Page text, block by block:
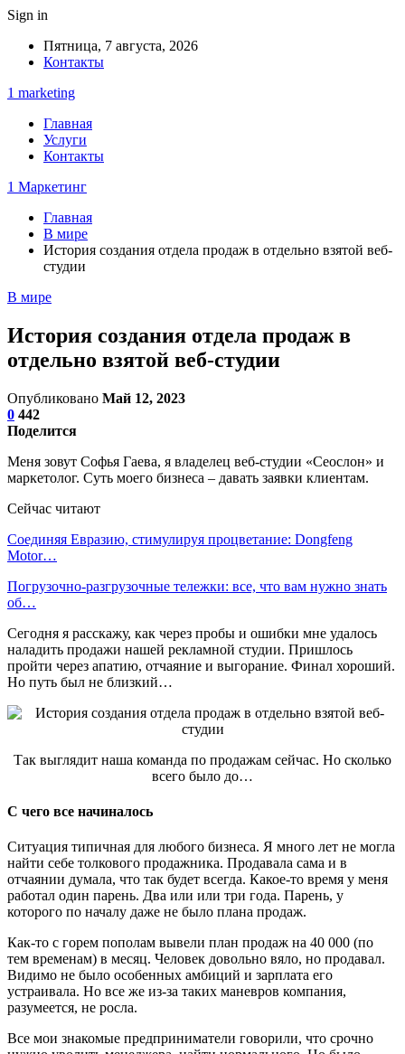
Sign in
Пятница, 7 августа, 2026
Контакты
1 marketing
Главная
Услуги
Контакты
1 Маркетинг
Главная
В мире
История создания отдела продаж в отдельно взятой веб-
студии
В мире
История создания отдела продаж в
отдельно взятой веб-студии
Опубликовано Май 12, 2023
0 442
Поделится
Меня зовут Софья Гаева, я владелец веб-студии «Сеослон» и
маркетолог. Суть моего бизнеса – давать заявки клиентам.
Сейчас читают
Соединяя Евразию, стимулируя процветание: Dongfeng
Motor…
Погрузочно-разгрузочные тележки: все, что вам нужно знать
об…
Сегодня я расскажу, как через пробы и ошибки мне удалось
наладить продажи нашей рекламной студии. Пришлось
пройти через апатию, отчаяние и выгорание. Финал хороший.
Но путь был не близкий…
Так выглядит наша команда по продажам сейчас. Но сколько
всего было до…
С чего все начиналось
Ситуация типичная для любого бизнеса. Я много лет не могла
найти себе толкового продажника. Продавала сама и в
отчаянии думала, что так будет всегда. Какое-то время у меня
работал один парень. Два или или три года. Парень, у
которого по началу даже не было плана продаж.
Как-то с горем пополам вывели план продаж на 40 000 (по
тем временам) в месяц. Человек довольно вяло, но продавал.
Видимо не было особенных амбиций и зарплата его
устраивала. Но все же из-за таких маневров компания,
разумеется, не росла.
Все мои знакомые предприниматели говорили, что срочно